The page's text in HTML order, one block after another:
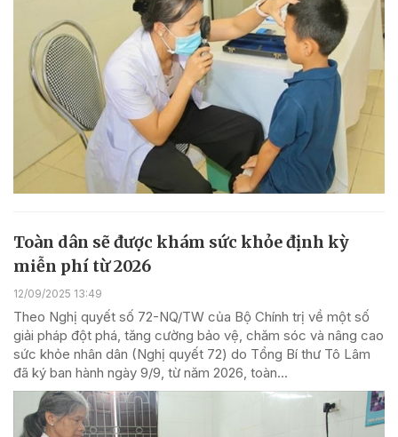
Toàn dân sẽ được khám sức khỏe định kỳ
miễn phí từ 2026
12/09/2025 13:49
Theo Nghị quyết số 72-NQ/TW của Bộ Chính trị về một số
giải pháp đột phá, tăng cường bảo vệ, chăm sóc và nâng cao
sức khỏe nhân dân (Nghị quyết 72) do Tổng Bí thư Tô Lâm
đã ký ban hành ngày 9/9, từ năm 2026, toàn...